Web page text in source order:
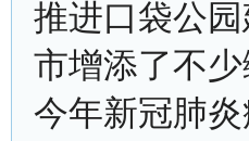
推进口袋公
市增添了不
今年新冠肺